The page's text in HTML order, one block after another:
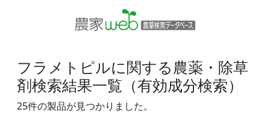
フラメトピルに関する農薬・除草
剤検索結果一覧（有効成分検索）
25件の製品が見つかりました。